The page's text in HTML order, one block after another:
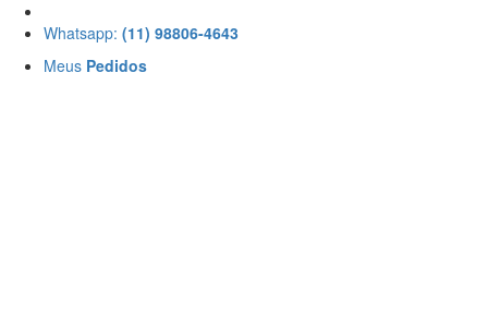
Whatsapp: (11) 98806-4643
Meus Pedidos